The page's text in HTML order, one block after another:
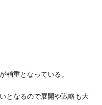
稍重となっている。
となるので展開や戦略も大